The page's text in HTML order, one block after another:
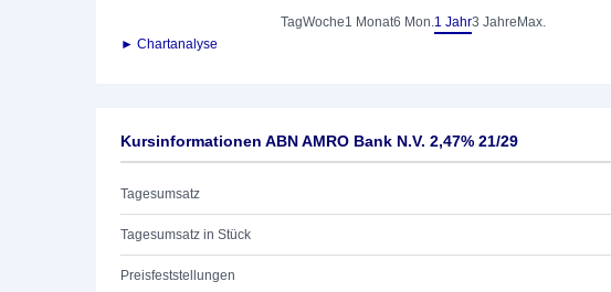
TagWoche1 Monat6 Mon.1 Jahr3 Jahre Max.
► Chartanalyse
Kursinformationen ABN AMRO Bank N.V. 2,47% 21/29
Tagesumsatz
Tagesumsatz in Stück
Preisfeststellungen